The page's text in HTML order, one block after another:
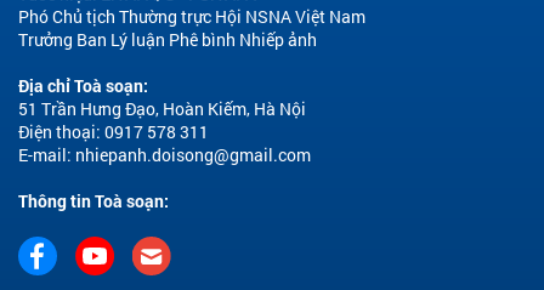
Phó Chủ tịch Thường trực Hội NSNA Việt Nam
Trưởng Ban Lý luận Phê bình Nhiếp ảnh
Địa chỉ Toà soạn:
51 Trần Hưng Đạo, Hoàn Kiếm, Hà Nội
Điện thoại: 0917 578 311
E-mail: nhiepanh.doisong@gmail.com
Thông tin Toà soạn: